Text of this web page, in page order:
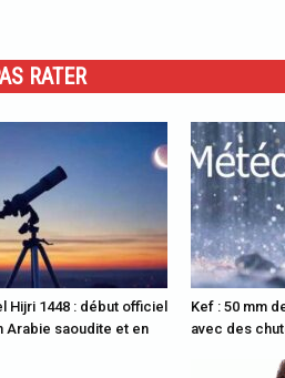
RATER
Hijri 1448 : début officiel
Arabie saoudite et en
Kef : 50 mm
avec des